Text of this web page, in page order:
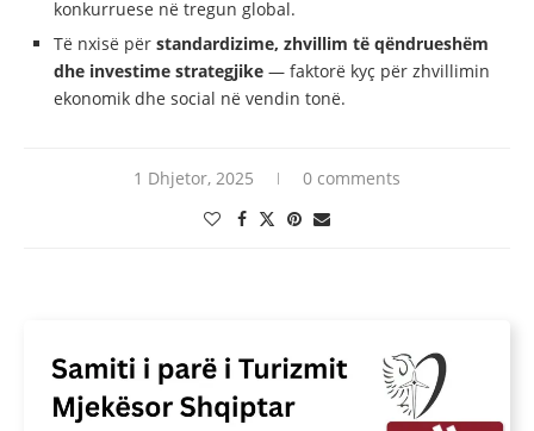
konkurruese në tregun global.
Të nxisë për standardizime, zhvillim të qëndrueshëm
dhe investime strategjike — faktorë kyç për zhvillimin
ekonomik dhe social në vendin tonë.
1 Dhjetor, 2025 0 comments